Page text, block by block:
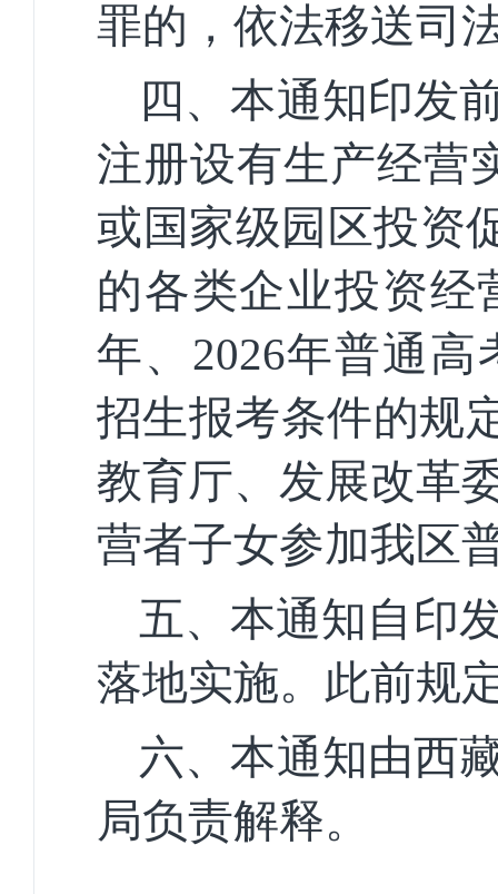
罪的，依法移送司
四、本通知印发
注册设有生产经营
或国家级园区投资
的各类企业投资经
年、2026年普通
招生报考条件的规
教育厅、发展改革
营者子女参加我区
五、本通知自印
落地实施。此前规
六、本通知由西
局负责解释。